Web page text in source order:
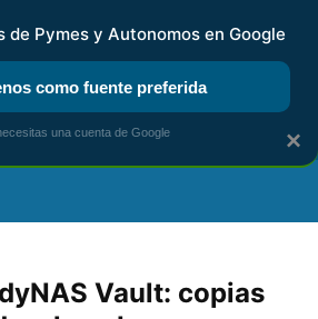
KIT DIGITAL RENTA
Vault: copias
×
de Pymes y Autonomos en Google
como fuente preferida
una cuenta de Google